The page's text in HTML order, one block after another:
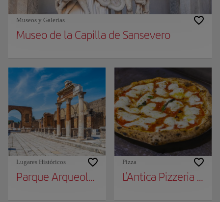
Museos y Galerías
Museo de la Capilla de Sansevero
Lugares Históricos
Parque Arqueológico de Pompeya
Pizza
L'Antica Pizzeria da